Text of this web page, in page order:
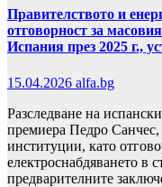
Правителството и
отговорност за
Испания през 2025 г.,
15.04.2026 alfa.bg
Разследване на
премиера Педро
институции, като
електроснабдяването в
предварителните